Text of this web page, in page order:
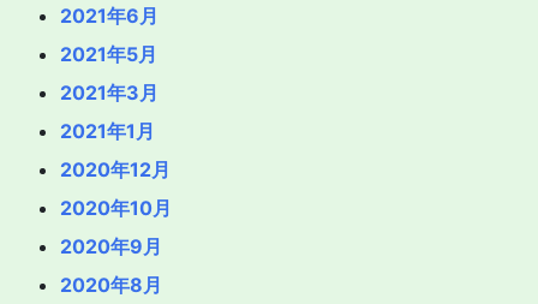
2021年6月
2021年5月
2021年3月
2021年1月
2020年12月
2020年10月
2020年9月
2020年8月